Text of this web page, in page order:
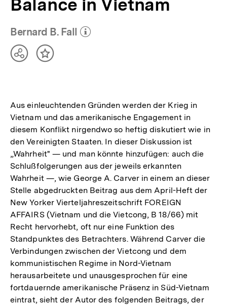
Balance in Vietnam
Bernard B. Fall
(Mehr zum Autor)
TeilenInhalt
Aus einleuchtenden Gründen werden der Krieg in
Vietnam und das amerikanische Engagement in
diesem Konflikt nirgendwo so heftig diskutiert wie in
den Vereinigten Staaten. In dieser Diskussion ist
„Wahrheit" — und man könnte hinzufügen: auch die
Schlußfolgerungen aus der jeweils erkannten
Wahrheit —, wie George A. Carver in einem an dieser
Stelle abgedruckten Beitrag aus dem April-Heft der
New Yorker Vierteljahreszeitschrift FOREIGN
AFFAIRS (Vietnam und die Vietcong, B 18/66) mit
Recht hervorhebt, oft nur eine Funktion des
Standpunktes des Betrachters. Während Carver die
Verbindungen zwischen der Vietcong und dem
kommunistischen Regime in Nord-Vietnam
herausarbeitete und unausgesprochen für eine
fortdauernde amerikanische Präsenz in Süd-Vietnam
eintrat, sieht der Autor des folgenden Beitrags, der